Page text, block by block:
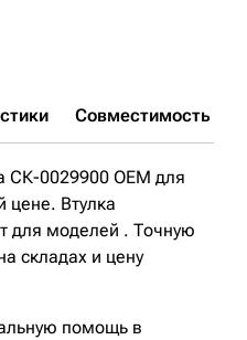
Совместимость
СК-0029900 OEM для
цене. Втулка
для моделей . Точную
складах и цену
помощь в